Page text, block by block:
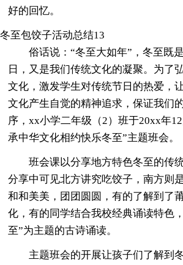
好的回忆。
冬至包饺子活动总结13
俗话说：“冬至大如年”，冬至既
日，又是我们传统文化的凝聚。为了
文化，激发学生对传统节日的热爱，
文化产生自觉的精神追求，保证我们
序，xx小学二年级（2）班于20xx年
承中华文化相约快乐冬至”主题班会。
班会课以分享地方特色冬至的传
分享中可见北方讲究吃饺子，南方则
和和美美，团团圆圆，有的了解到了
化，有的同学结合我校经典诵读特色
至”为主题的古诗诵读。
主题班会的开展让孩子们了解到